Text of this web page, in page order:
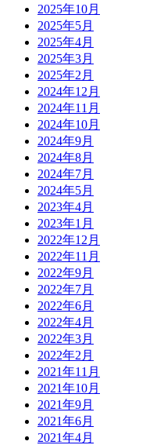
2025年10月
2025年5月
2025年4月
2025年3月
2025年2月
2024年12月
2024年11月
2024年10月
2024年9月
2024年8月
2024年7月
2024年5月
2023年4月
2023年1月
2022年12月
2022年11月
2022年9月
2022年7月
2022年6月
2022年4月
2022年3月
2022年2月
2021年11月
2021年10月
2021年9月
2021年6月
2021年4月